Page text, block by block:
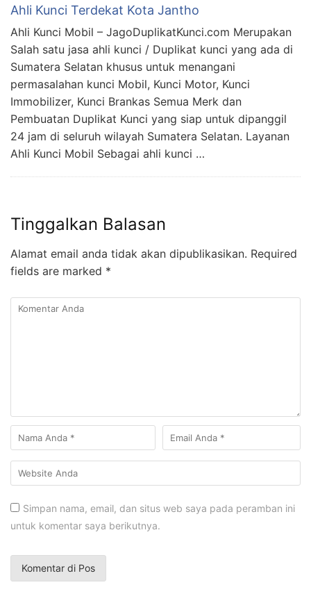
Ahli Kunci Terdekat Kota Jantho
Ahli Kunci Mobil – JagoDuplikatKunci.com Merupakan
Salah satu jasa ahli kunci / Duplikat kunci yang ada di
Sumatera Selatan khusus untuk menangani
permasalahan kunci Mobil, Kunci Motor, Kunci
Immobilizer, Kunci Brankas Semua Merk dan
Pembuatan Duplikat Kunci yang siap untuk dipanggil
24 jam di seluruh wilayah Sumatera Selatan. Layanan
Ahli Kunci Mobil Sebagai ahli kunci …
Tinggalkan Balasan
Alamat email anda tidak akan dipublikasikan. Required
fields are marked *
Simpan nama, email, dan situs web saya pada peramban ini
untuk komentar saya berikutnya.